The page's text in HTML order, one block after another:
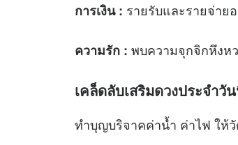
การเงิน: รายรับและรายจ่า
ความรัก : พบความจุกจิกหึงห
เคล็ดลับเสริมดวงประจำวั
ทำบุญบริจาคค่าน้ำ ค่าไฟ ให้